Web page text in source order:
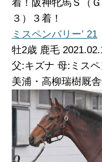
着！阪神牝馬Ｓ（
３）３着！
ミスペンバリー’ 21
牡2歳 鹿毛
父:キズナ 母:ミスペ
美浦・高柳瑞樹厩